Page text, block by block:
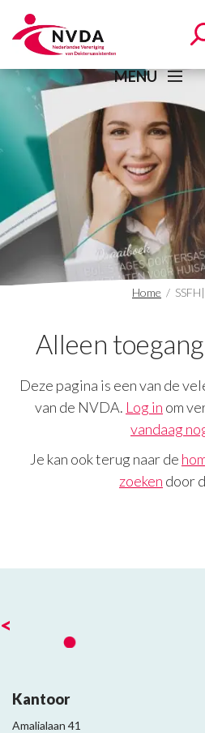
MENU
Home /
Alleen
Deze pagina is een van de
van de NVDA. Log in om
vandaag
Je kan ook terug naar de
zoeken door
<
Kantoor
Amalialaan 41